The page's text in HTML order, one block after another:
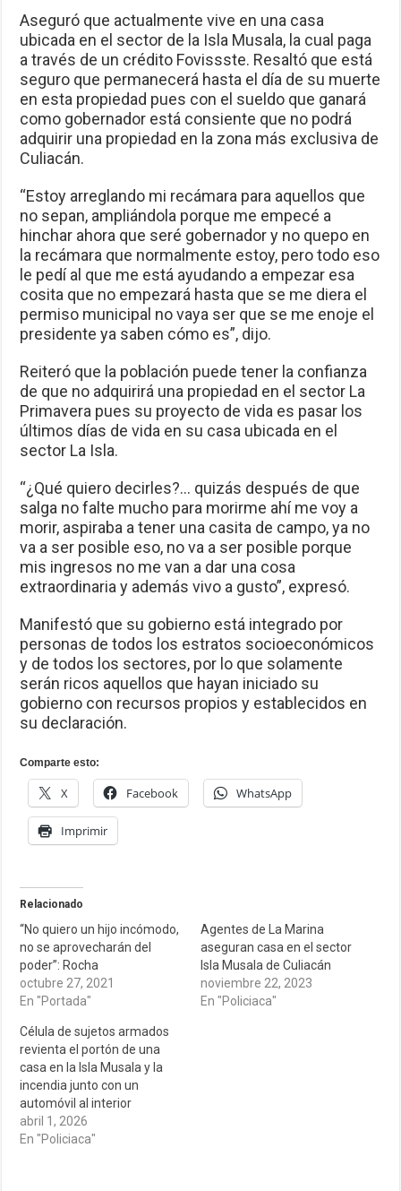
Aseguró que actualmente vive en una casa
ubicada en el sector de la Isla Musala, la cual paga
a través de un crédito Fovissste. Resaltó que está
seguro que permanecerá hasta el día de su muerte
en esta propiedad pues con el sueldo que ganará
como gobernador está consiente que no podrá
adquirir una propiedad en la zona más exclusiva de
Culiacán.
“Estoy arreglando mi recámara para aquellos que
no sepan, ampliándola porque me empecé a
hinchar ahora que seré gobernador y no quepo en
la recámara que normalmente estoy, pero todo eso
le pedí al que me está ayudando a empezar esa
cosita que no empezará hasta que se me diera el
permiso municipal no vaya ser que se me enoje el
presidente ya saben cómo es”, dijo.
Reiteró que la población puede tener la confianza
de que no adquirirá una propiedad en el sector La
Primavera pues su proyecto de vida es pasar los
últimos días de vida en su casa ubicada en el
sector La Isla.
“¿Qué quiero decirles?… quizás después de que
salga no falte mucho para morirme ahí me voy a
morir, aspiraba a tener una casita de campo, ya no
va a ser posible eso, no va a ser posible porque
mis ingresos no me van a dar una cosa
extraordinaria y además vivo a gusto”, expresó.
Manifestó que su gobierno está integrado por
personas de todos los estratos socioeconómicos
y de todos los sectores, por lo que solamente
serán ricos aquellos que hayan iniciado su
gobierno con recursos propios y establecidos en
su declaración.
Comparte esto:
X Facebook WhatsApp
Imprimir
Relacionado
“No quiero un hijo incómodo,
no se aprovecharán del
poder”: Rocha
octubre 27, 2021
En "Portada"
Agentes de La Marina
aseguran casa en el sector
Isla Musala de Culiacán
noviembre 22, 2023
En "Policiaca"
Célula de sujetos armados
revienta el portón de una
casa en la Isla Musala y la
incendia junto con un
automóvil al interior
abril 1, 2026
En "Policiaca"